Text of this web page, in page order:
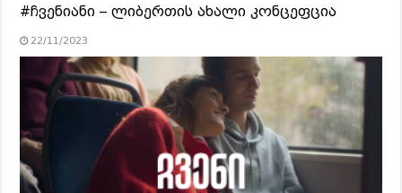
#ჩვენიანი – ლიბერთის ახალი კონცეფცია
22/11/2023